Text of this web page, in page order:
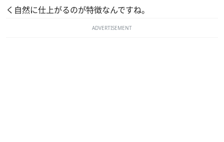
く自然に仕上がるのが特徴なんですね。
ADVERTISEMENT